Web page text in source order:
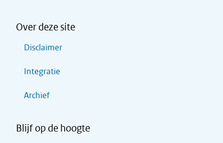
Over deze site
Disclaimer
Integratie
Archief
Blijf op de hoogte